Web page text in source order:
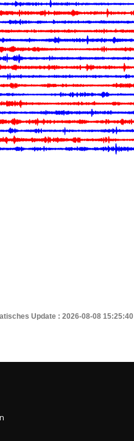
Update : 2026-08-08 15:25:40